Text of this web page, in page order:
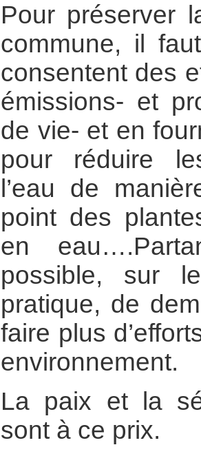
Pour préserver
commune, il
consentent des
émissions- et
de vie- et en
pour réduire
l’eau de
point des
en
possible, sur
pratique, de
faire plus
environnement.
La paix et la
sont à ce prix.